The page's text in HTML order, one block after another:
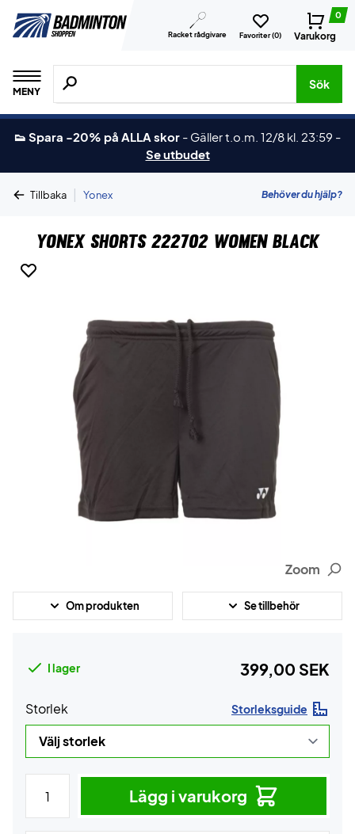
Racket rådgivare Favoriter (0)
0
Varukorg
MENY
Sök efter produkter, märken osv.
Sök
👟 Spara -20% på ALLA skor - Gäller t.o.m. 12/8 kl. 23:59 -
Se utbudet
Tillbaka | Yonex Behöver du hjälp?
Yonex Shorts 222702 Women Black
Zoom
Om produkten Se tillbehör
I lager 399,00 SEK
Storlek Storleksguide
Lägg i varukorg